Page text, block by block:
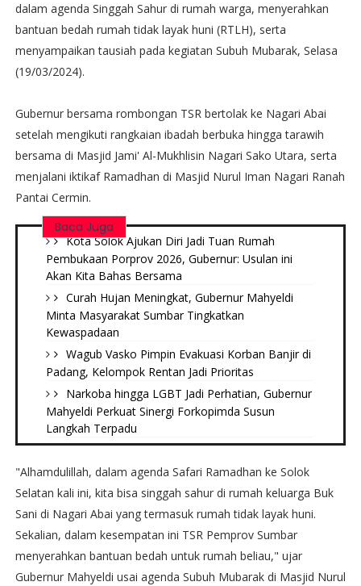
dalam agenda Singgah Sahur di rumah warga, menyerahkan
bantuan bedah rumah tidak layak huni (RTLH), serta
menyampaikan tausiah pada kegiatan Subuh Mubarak, Selasa
(19/03/2024).
Gubernur bersama rombongan TSR bertolak ke Nagari Abai
setelah mengikuti rangkaian ibadah berbuka hingga tarawih
bersama di Masjid Jami' Al-Mukhlisin Nagari Sako Utara, serta
menjalani iktikaf Ramadhan di Masjid Nurul Iman Nagari Ranah
Pantai Cermin.
Baca Juga
Kota Solok Ajukan Diri Jadi Tuan Rumah
Pembukaan Porprov 2026, Gubernur: Usulan ini
Akan Kita Bahas Bersama
Curah Hujan Meningkat, Gubernur Mahyeldi
Minta Masyarakat Sumbar Tingkatkan
Kewaspadaan
Wagub Vasko Pimpin Evakuasi Korban Banjir di
Padang, Kelompok Rentan Jadi Prioritas
Narkoba hingga LGBT Jadi Perhatian, Gubernur
Mahyeldi Perkuat Sinergi Forkopimda Susun
Langkah Terpadu
"Alhamdulillah, dalam agenda Safari Ramadhan ke Solok
Selatan kali ini, kita bisa singgah sahur di rumah keluarga Buk
Sani di Nagari Abai yang termasuk rumah tidak layak huni.
Sekalian, dalam kesempatan ini TSR Pemprov Sumbar
menyerahkan bantuan bedah untuk rumah beliau," ujar
Gubernur Mahyeldi usai agenda Subuh Mubarak di Masjid Nurul